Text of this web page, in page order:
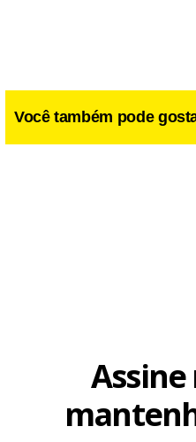
Você também pode